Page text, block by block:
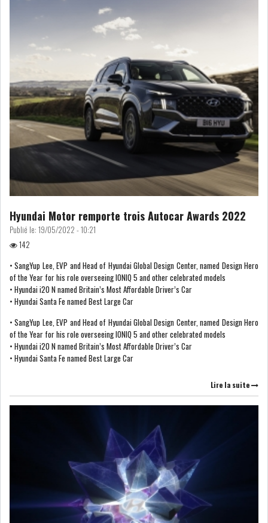
GRAPHIQUE TUNINDEX
GRAPHIQUE DU TUNINDEX
RSS ANALYSES QUOTIDIENNES
RSS ANALYSES HEBDOMADAIRES
RSS ZOOMS
SECTEURS
ASSURANCES PHARMACEUTIQUE
LEASING
LOGISTIQUE ET
SANTÉ TOURSIME
DISTRIBUTION
CHIMIE
DISTRIBUTION
IMMOBILIER
INDUSTRIEL
AGRO-ALIMENTAIRE DIVERS
Hyundai Motor remporte trois Autocar Awards 2022
Publié le: 19/05/2022 - 10:21
142
• SangYup Lee, EVP and Head of Hyundai Global Design Center, named Design Hero
of the Year for his role overseeing IONIQ 5 and other celebrated models
• Hyundai i20 N named Britain’s Most Affordable Driver’s Car
• Hyundai Santa Fe named Best Large Car
• SangYup Lee, EVP and Head of Hyundai Global Design Center, named Design Hero
of the Year for his role overseeing IONIQ 5 and other celebrated models
• Hyundai i20 N named Britain’s Most Affordable Driver’s Car
• Hyundai Santa Fe named Best Large Car
Lire la suite